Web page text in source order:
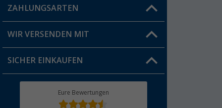
Blog
Jobs & Karriere
Berger Bewusst
FAQ & Kontakt
Versandinformationen
Rücksendung
ZAHLUNGSARTEN
WIR VERSENDEN MIT
SICHER EINKAUFEN
Eure Bewertungen